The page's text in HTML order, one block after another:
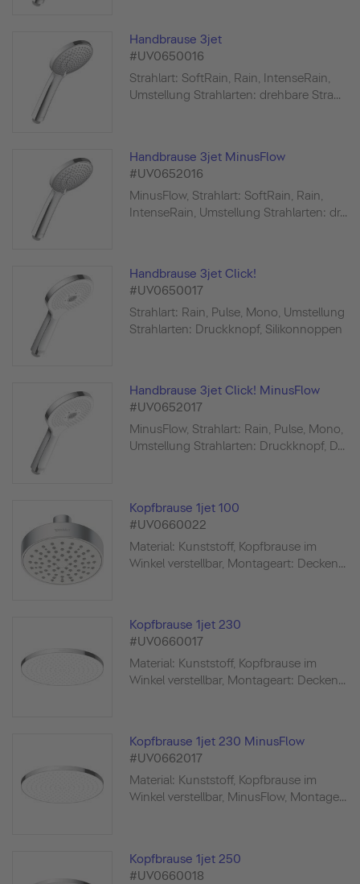
Handbrause 3jet
#UV0650016
Strahlart: SoftRain, Rain, IntenseRain,
Umstellung Strahlarten: drehbare Stra...
Handbrause 3jet MinusFlow
#UV0652016
MinusFlow, Strahlart: SoftRain, Rain,
IntenseRain, Umstellung Strahlarten: dr...
Handbrause 3jet Click!
#UV0650017
Strahlart: Rain, Pulse, Mono, Umstellung
Strahlarten: Druckknopf, Silikonnoppen
Handbrause 3jet Click! MinusFlow
#UV0652017
MinusFlow, Strahlart: Rain, Pulse, Mono,
Umstellung Strahlarten: Druckknopf, D...
Kopfbrause 1jet 100
#UV0660022
Material: Kunststoff, Kopfbrause im
Winkel verstellbar, Montageart: Decken...
Kopfbrause 1jet 230
#UV0660017
Material: Kunststoff, Kopfbrause im
Winkel verstellbar, Montageart: Decken...
Kopfbrause 1jet 230 MinusFlow
#UV0662017
Material: Kunststoff, Kopfbrause im
Winkel verstellbar, MinusFlow, Montage...
Kopfbrause 1jet 250
#UV0660018